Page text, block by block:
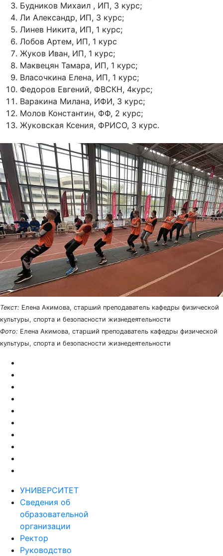
Будников Михаил , ИП, 3 курс;
Ли Александр, ИП, 3 курс;
Линев Никита, ИП, 1 курс;
Лобов Артем, ИП, 1 курс
Жуков Иван, ИП, 1 курс;
Маквецян Тамара, ИП, 1 курс;
Власочкина Елена, ИП, 1 курс;
Федоров Евгений, ФВСКН, 4курс;
Варакина Милана, ИФИ, 3 курс;
Молов Константин, ФФ, 2 курс;
Жуковская Ксения, ФРИСО, 3 курс.
Текст: Елена Акимова, старший преподаватель кафедры физической
культуры, спорта и безопасности жизнедеятельности
Фото: Елена Акимова, старший преподаватель кафедры физической
культуры, спорта и безопасности жизнедеятельности
УНИВЕРСИТЕТ
Сведения об
образовательной
организации
Ректор
Руководство